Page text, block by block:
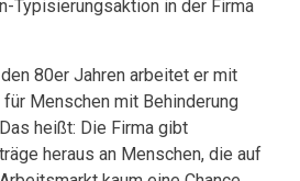
Typisierungsaktion in der Firma
80er Jahren arbeitet er mit
Menschen mit Behinderung
heißt: Die Firma gibt
heraus an Menschen, die auf